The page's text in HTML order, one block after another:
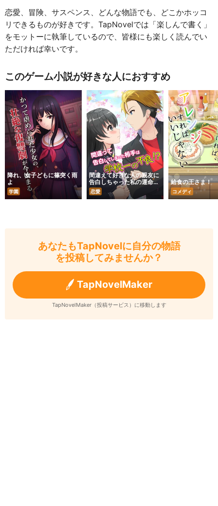
恋愛、冒険、サスペンス、どんな物語でも、どこかホッコ
リできるものが好きです。TapNovelでは「楽しんで書く」
をモットーに執筆しているので、皆様にも楽しく読んでい
ただければ幸いです。
このゲーム小説が好きな人におすすめ
降れ、女子どもに篠突く雨
よ
学園
間違えて好きな人の親友に
告白しちゃった私の運命
は…？
恋愛
給食の王さま！
コメディ
あなたもTapNovelに自分の物語
を投稿してみませんか？
TapNovelMaker
TapNovelMaker（投稿サービス）に移動します